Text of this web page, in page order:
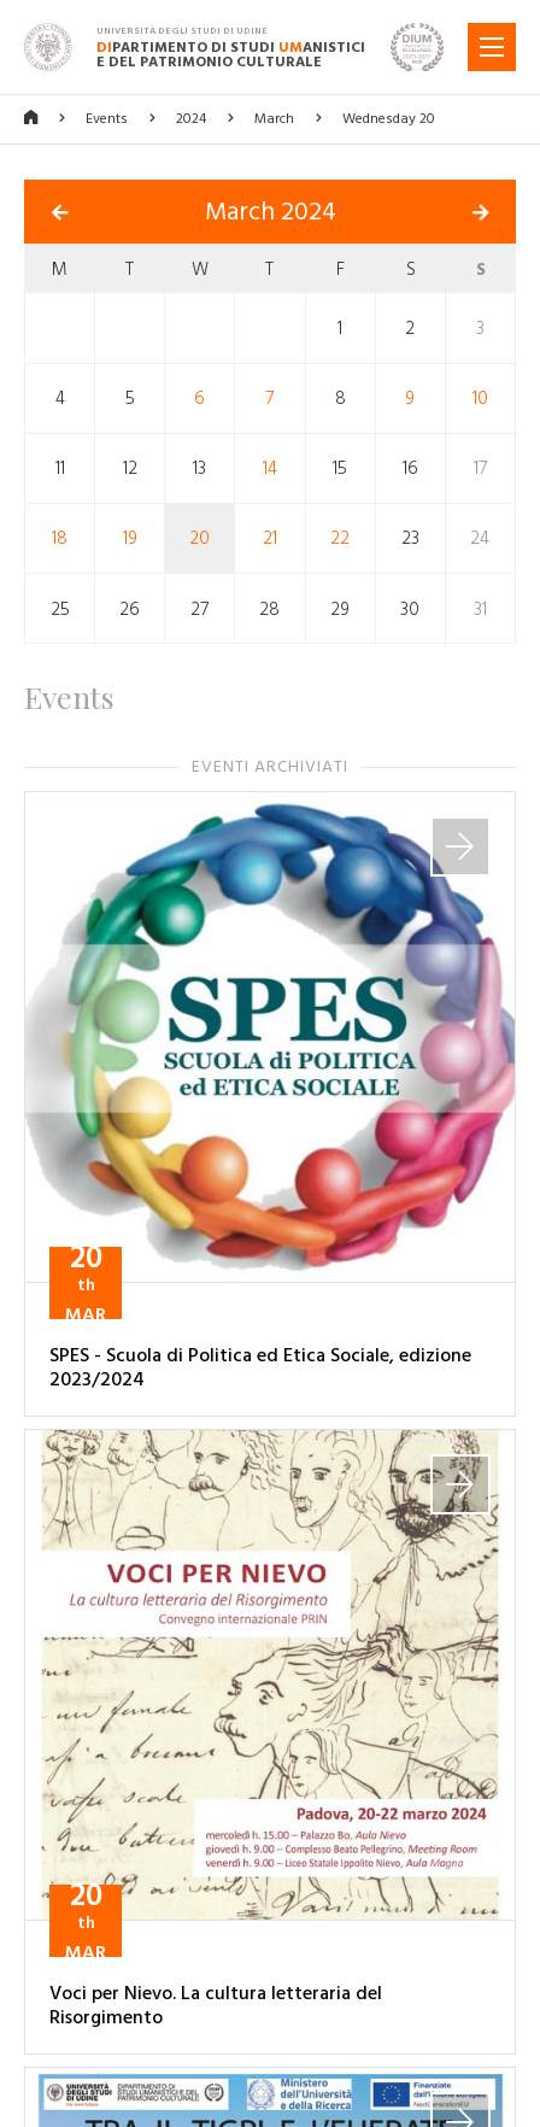
UNIVERSITÀ DEGLI STUDI DI UDINE
DIPARTIMENTO DI STUDI UMANISTICI
E DEL PATRIMONIO CULTURALE
MENU
Events 2024 March Wednesday 20
March 2024
M T W T F S S
1 2 3
4 5 6 7 8 9 10
11 12 13 14 15 16 17
18 19 20 21 22 23 24
25 26 27 28 29 30 31
Events
EVENTI ARCHIVIATI
20
th
MAR
SPES - Scuola di Politica ed Etica Sociale, edizione
2023/2024
20
th
MAR
Voci per Nievo. La cultura letteraria del
Risorgimento